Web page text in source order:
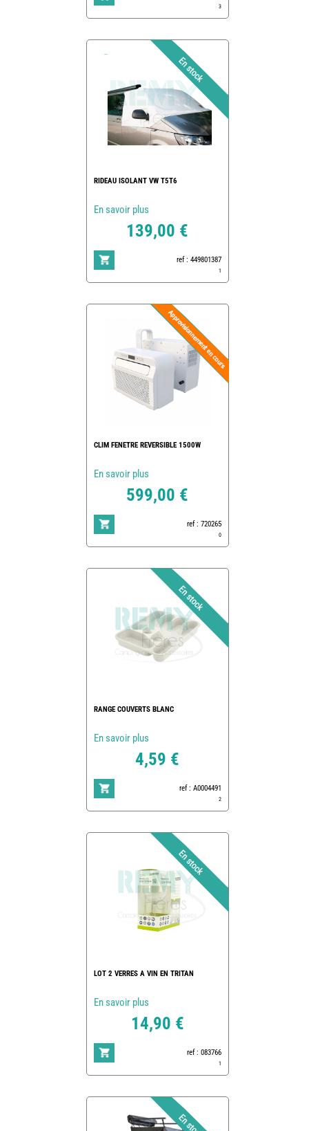
3
RIDEAU ISOLANT VW T5T6
En savoir plus
139,00 €
ref : 449801387
1
CLIM FENETRE REVERSIBLE 1500W
En savoir plus
599,00 €
ref : 720265
0
RANGE COUVERTS BLANC
En savoir plus
4,59 €
ref : A0004491
2
LOT 2 VERRES A VIN EN TRITAN
En savoir plus
14,90 €
ref : 083766
1